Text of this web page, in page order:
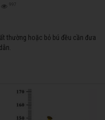
997
thường hoặc bỏ bú đều cần đưa